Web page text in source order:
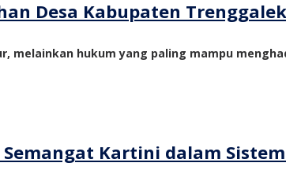
Desa Kabupaten Trenggalek
melainkan hukum yang paling mampu
Kartini dalam